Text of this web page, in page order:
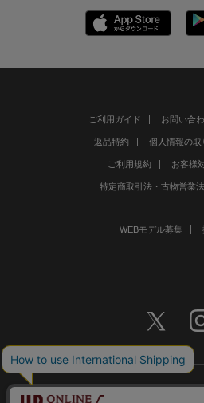
ご利用ガイド お問い合
返品特約 個人情報の取
ご利用規約 お客様
特定商取引法・古物営業
WEBモデル募集